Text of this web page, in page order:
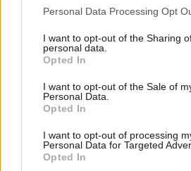
Personal Data Processing Opt
I want to opt-out of the Sharing
personal data.
Opted In
I want to opt-out of the Sale of
Personal Data.
Opted In
I want to opt-out of processing
Personal Data for Targeted
Opted In